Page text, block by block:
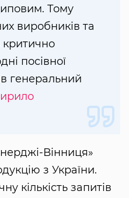
Тому
виробників та
критично
посівної
генеральний
Вінниця»
з України.
кількість запитів